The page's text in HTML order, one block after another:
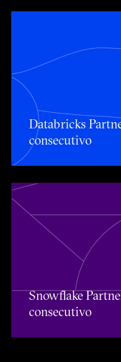
Databricks Partner
Databricks
consecutivo
Snowflake
Snowflake
consecutivo